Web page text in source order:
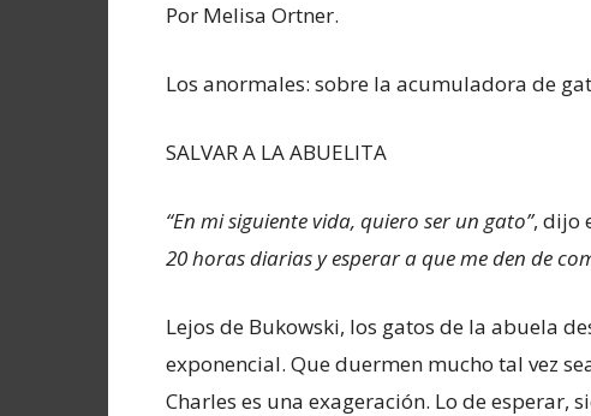
Por Melisa Ortner.
Los anormales: sobre la acumuladora de
SALVAR A LA ABUELITA
“En mi siguiente vida, quiero ser un gato”, dijo
20 horas diarias y esperar a que me den de
Lejos de Bukowski, los gatos de la abuela
exponencial. Que duermen mucho tal vez
Charles es una exageración. Lo de esperar,